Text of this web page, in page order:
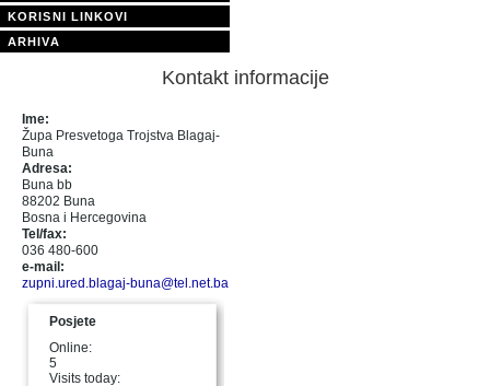
KORISNI LINKOVI
ARHIVA
Kontakt informacije
Ime:
Župa Presvetoga Trojstva Blagaj-
Buna
Adresa:
Buna bb
88202 Buna
Bosna i Hercegovina
Tel/fax:
036 480-600
e-mail:
zupni.ured.blagaj-buna@tel.net.ba
Posjete
Online:
5
Visits today: